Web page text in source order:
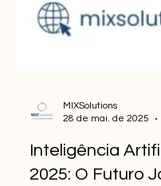
MIXSolutions
28 de mai. de 2025